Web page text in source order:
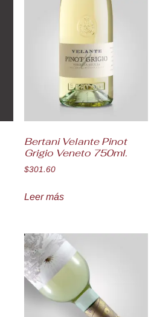
Bertani Velante Pinot
Grigio Veneto 750ml.
$301.60
Leer más